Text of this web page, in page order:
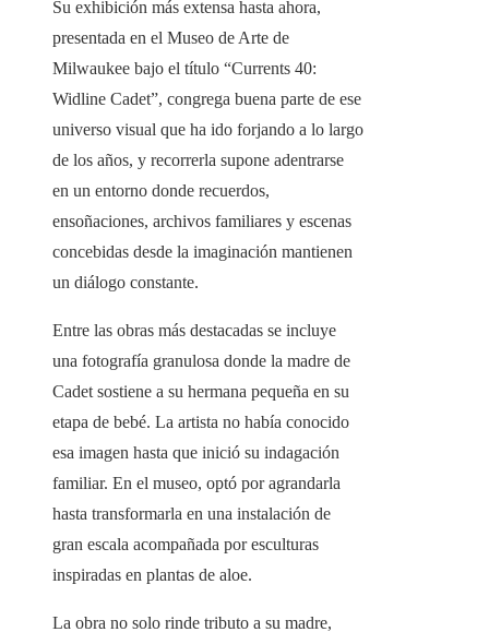
Su exhibición más extensa hasta ahora,
presentada en el Museo de Arte de
Milwaukee bajo el título “Currents 40:
Widline Cadet”, congrega buena parte de ese
universo visual que ha ido forjando a lo largo
de los años, y recorrerla supone adentrarse
en un entorno donde recuerdos,
ensoñaciones, archivos familiares y escenas
concebidas desde la imaginación mantienen
un diálogo constante.
Entre las obras más destacadas se incluye
una fotografía granulosa donde la madre de
Cadet sostiene a su hermana pequeña en su
etapa de bebé. La artista no había conocido
esa imagen hasta que inició su indagación
familiar. En el museo, optó por agrandarla
hasta transformarla en una instalación de
gran escala acompañada por esculturas
inspiradas en plantas de aloe.
La obra no solo rinde tributo a su madre,